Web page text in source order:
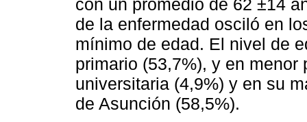
con un promedio de 62 ±14
de la enfermedad osciló en
mínimo de edad. El nivel de
primario (53,7%), y en
universitaria (4,9%) y en su
de Asunción (58,5%).